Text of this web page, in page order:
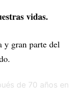
vidas.
y gran parte del